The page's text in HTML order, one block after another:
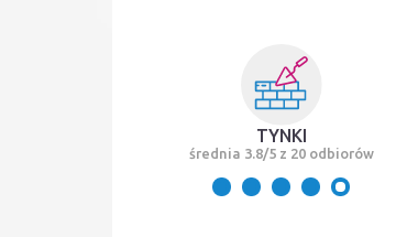
TYNKI
średnia 3.8/5 z 20 odbiorów